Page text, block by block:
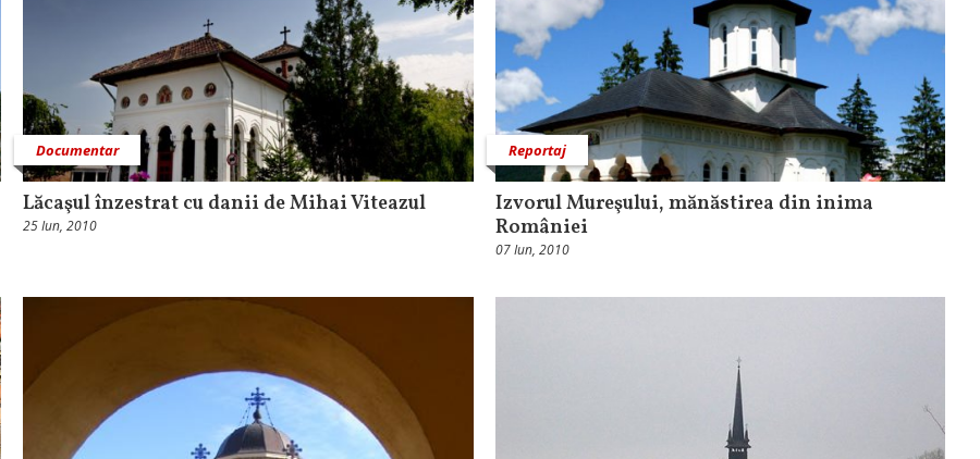
Documentar
Lăcaşul înzestrat cu danii de Mihai Viteazul
25 Iun, 2010
Reportaj
Izvorul Mureşului, mănăstirea din inima
României
07 Iun, 2010